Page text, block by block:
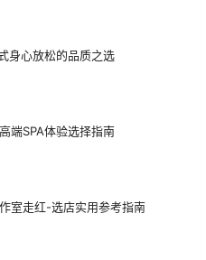
身心放松的品质之选
端SPA体验选择指南
室走红-选店实用参考指南